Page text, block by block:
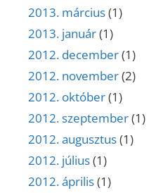
2013. március(1)
2013. január(1)
2012. december(1)
2012. november(2)
2012. október(1)
2012. szeptember(1)
2012. augusztus(1)
2012. július(1)
2012. április(1)